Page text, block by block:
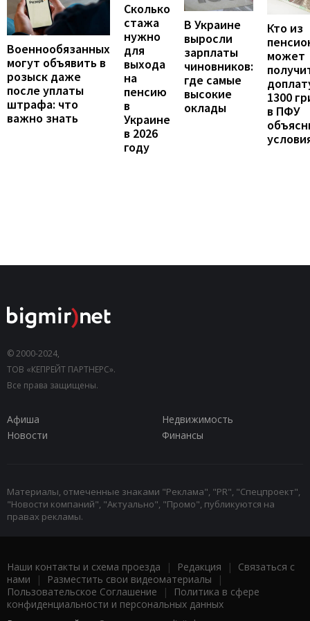
Военнообязанных
могут объявить в
розыск даже
после уплаты
штрафа: что
важно знать
Сколько
стажа
нужно
для
выхода
на
пенсию
в
Украине
в 2026
году
В Украине
выросли
зарплаты
чиновников:
где самые
высокие
оклады
Кто из
может
1300
в ПФУ
© 2000-2024,
ТОВ «КЕПРЕЙТ ПАРТНЕРС».
Все права защищены.
Афиша
Недвижимость
Новости
Финансы
Материалы, отмеченные знаками "Реклама", "PR", "Спецпроект",
"Новости компаний", "Актуально", "Промо", публикуются на
правах рекламы.
Наши контакты и схема проезда | Редакция | Связаться с
нами | Разместить свои видеоматериалы |
Пользовательское Соглашение |
Политика в сфере
конфиденциальности и персональных данных